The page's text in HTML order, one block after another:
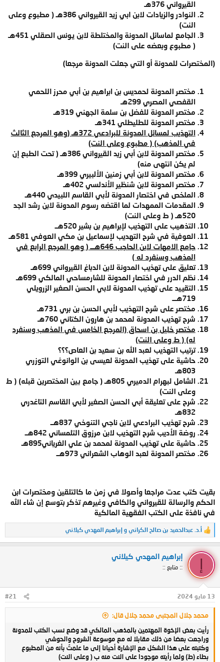
القيرواني 376هـ
النوادر والزيادات لابن ابي زيد القيرواني 386هـ
( مطبوع وعلى
النت)
الجامع لماسائل المدونة والمختلطة لابن يونس الصقلي 451هـ
( مطبوع وبعضه على النت)
(المختصرات للمدونة أو التي جعلت المدونة مرجعا)
مختصر المدونة لحمديس بن ابراهيم بن أبي محرز اللحمي
القفصي المصري 299هـ
مختصر المدونة للفضل بن سلمة الجهني 319هـ
مختصر المدونة للطليطلي 341هـ
التهذيب لمسائل المدونة للبرادعي 372هـ (وهو المرجع الثالث
في المذهب) ( مطبوع وعلى النت)
مختصر المدونة لابن أبي زيد القيرواني 386هـ ( تحت الطبع إن
لم يكن انتهى منه)
مختصر المدونة لابن أبي زمنين الألبيري 399هـ
مختصر المدونة لابن شنظير الأندلسي 402هـ
الملخص في اختصار المدونة لأبي القاسم اللبيدي 440هـ
المقدمات الممهدات لما اقتضه رسوم المدونة لابن رشد الجد
520هـ
( ط وعلى النت)
التذهيب على التهذيب لإبراهيم بن بشير 520هــ
العوفية في شرح التهديب لإسماعيل بن مكي العوفي 581هـ
جامع الامهات لابن الحاجب 646هـــ ( وهو المرجع الرابع في
المذهب وسنفرد له )
تعليق على تهذيب المدونة لابن الدباغ القيرواني 699هـ
نظم الدرر في اختصار المدونة للشارمساحي المالكي 699هـ
التقييد على تهذيب المدونة لابي الحسن الصغير الزرويلي
719هـــ
مختصر على شرح التهذيب لأبي الحسن بن بري 731هـ
شرح تهذيب المدونة لمحمد بن هارون الكتاني 760هـ
مختصر خليل بن اسحاق (المرجع الخامس في المذهب وسنفرد
له) ( ط وعلى النت)
ترتيب التهذيب لعبد الله بن سعيد بن العاص؟؟؟
حاشية على تهذيب المدونة لعيسى بن الوانوغي التوزري
803هـ
الشامل لبهرام الدميري 805هـ ( جامع بين المختصرين قبله)
( ط
وعلى النت)
شرح على تعليقة أبي الحسن الصغير لأبي القاسم التاغدري
832هـ
شرح تهذيب البرادعي لابن ناجي التنوخي 837هــ
روضة الأديب شرح التهذيب لابن مرزوق التلمساني 842هــ
حاشية على تهذيب المدونة لمحمد بن علي الغرياني895هـ
مختصر المدونة لعبد الوهاب الشعراني 973هــ
بقيت كتب عدت مراجعا وأصولا في زمن ما كالتلقين ومختصرات ابن
الحكم والرسالة للقيرواني والكافي وغيرهم تذكر بتوسع إن شاء الله
في نافذة على الكتب الفقهية المالكية
ا
ل
ف
ع
ل
ا
ت
:
أ.د. عبدالحميد بن صالح الكراني و إبراهيم المهدي كيلاني
إبراهيم المهدي كيلاني
:: متابع ::
13 مايو 2024 #21
محمد جلال المجتبى محمد جلال قال:
رأيت بعض الإخوة المهتمين بالمذهب المالكي قد وضع نسب الكتب للمدونة
وراجعت بعضا من ذلك مقابلا له مع موسوعة الشروح والحوشي
وكتبته على هذا الشكل مع الإشارة أحيانا إلى ما علمتُ بأنه من المطبوع
بطاء (ط) ولما رأيته موجودا على النت منه ب ( وعلى النت)